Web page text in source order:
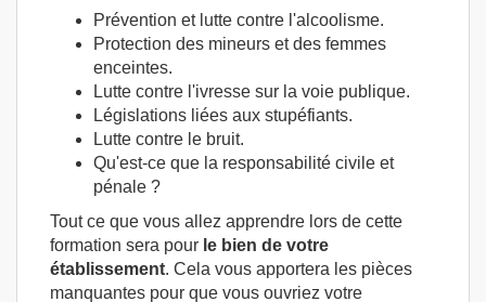
Prévention et lutte contre l'alcoolisme.
Protection des mineurs et des femmes
enceintes.
Lutte contre l'ivresse sur la voie publique.
Législations liées aux stupéfiants.
Lutte contre le bruit.
Qu'est-ce que la responsabilité civile et
pénale ?
Tout ce que vous allez apprendre lors de cette
formation sera pour le bien de votre
établissement. Cela vous apportera les pièces
manquantes pour que vous ouvriez votre